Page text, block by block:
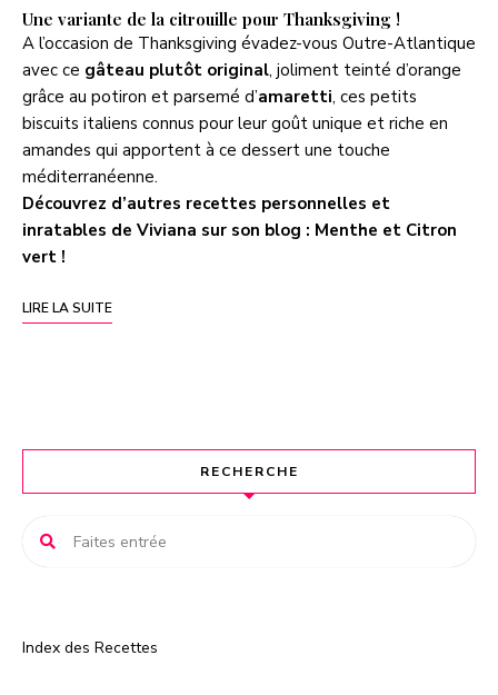
Une variante de la citrouille pour Thanksgiving !
A l’occasion de Thanksgiving évadez-vous Outre-Atlantique
avec ce gâteau plutôt original, joliment teinté d’orange
grâce au potiron et parsemé d’amaretti, ces petits
biscuits italiens connus pour leur goût unique et riche en
amandes qui apportent à ce dessert une touche
méditerranéenne.
Découvrez d’autres recettes personnelles et
inratables de Viviana sur son blog : Menthe et Citron
vert !
LIRE LA SUITE
RECHERCHE
Index des Recettes